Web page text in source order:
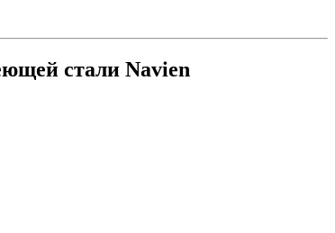
стали Navien